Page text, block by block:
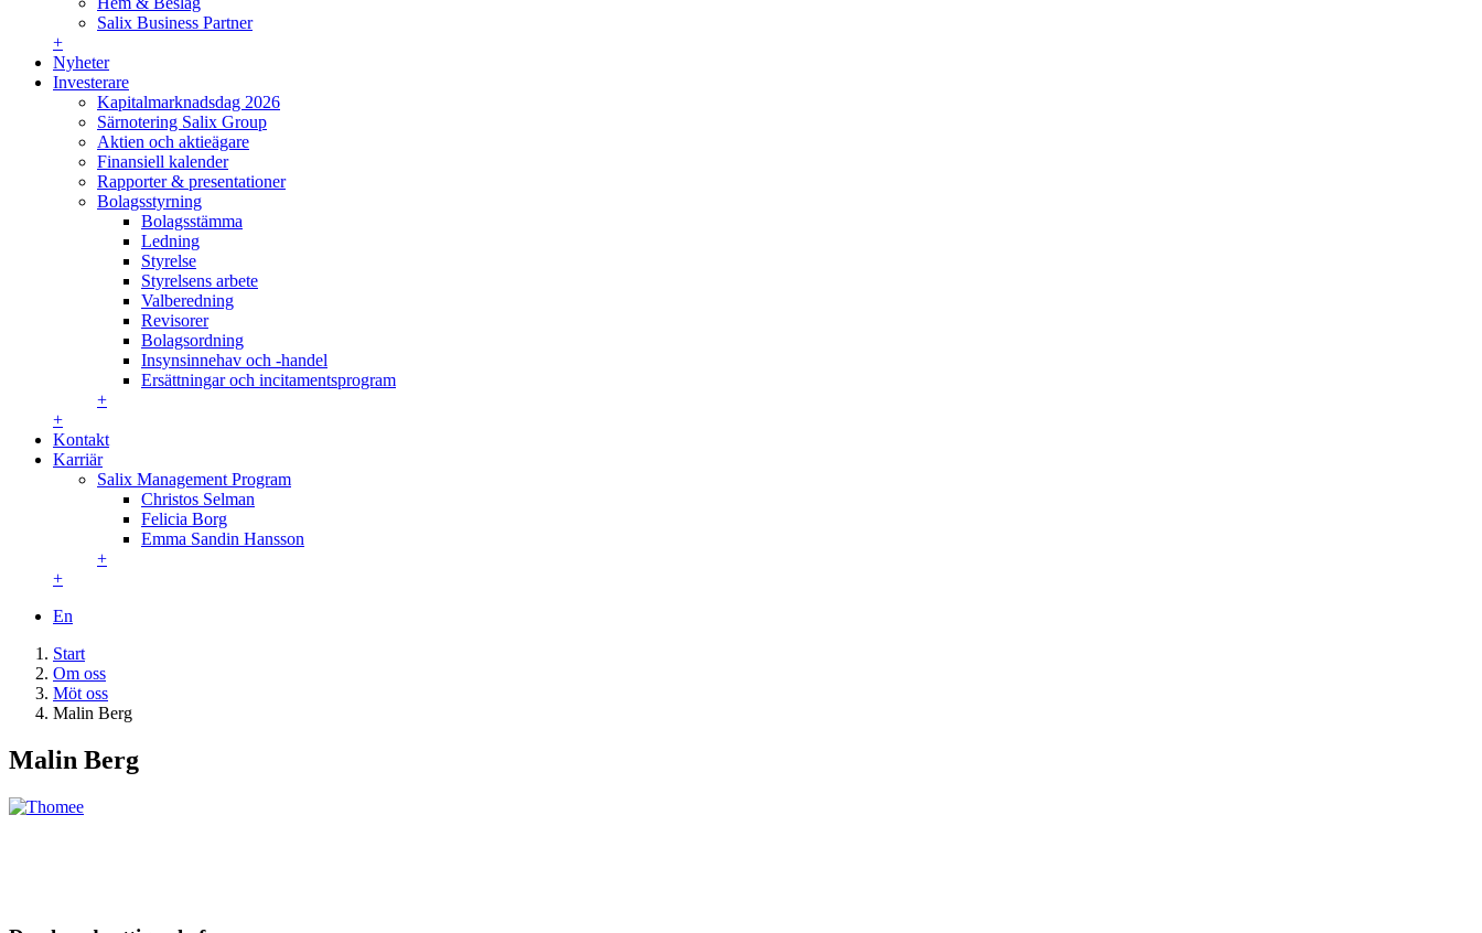
Salix Business Partner
+
Nyheter
Investerare
Kapitalmarknadsdag 2026
Särnotering Salix Group
Aktien och aktieägare
Finansiell kalender
Rapporter & presentationer
Bolagsstyrning
Bolagsstämma
Ledning
Styrelse
Styrelsens arbete
Valberedning
Revisorer
Bolagsordning
Insynsinnehav och -handel
Ersättningar och incitamentsprogram
+
+
Kontakt
Karriär
Salix Management Program
Christos Selman
Felicia Borg
Emma Sandin Hansson
+
+
En
Start
Om oss
Möt oss
Malin Berg
Malin Berg